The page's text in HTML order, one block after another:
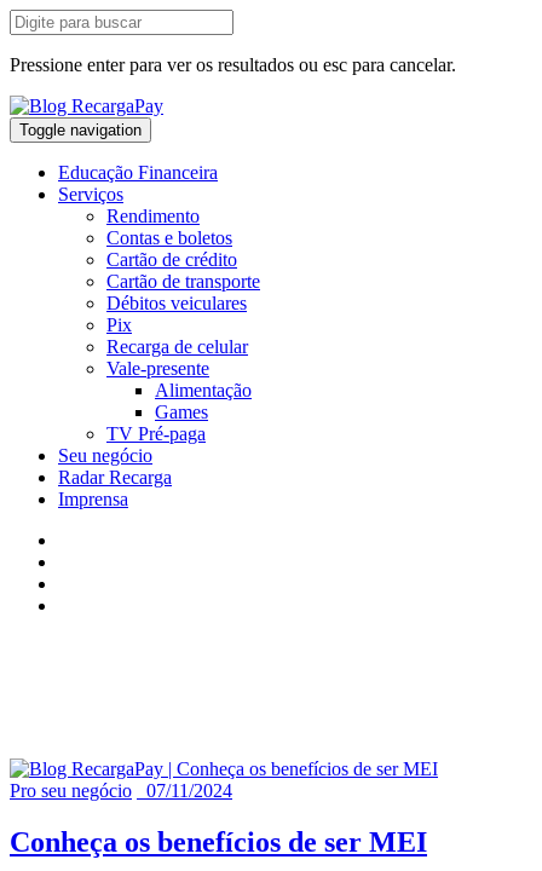
Pressione enter para ver os resultados ou esc para cancelar.
Toggle navigation
Educação Financeira
Serviços
Rendimento
Contas e boletos
Cartão de crédito
Cartão de transporte
Débitos veiculares
Pix
Recarga de celular
Vale-presente
Alimentação
Games
TV Pré-paga
Seu negócio
Radar Recarga
Imprensa
Pro seu negócio 07/11/2024
Conheça os benefícios de ser MEI